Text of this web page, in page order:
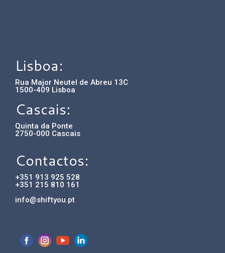
Lisboa:
Rua Major Neutel de Abreu 13C
1500-409 Lisboa
Cascais:
Quinta da Ponte
2750-000 Cascais
Contactos:
+351 913 925 528
+351 215 810 161
info@shiftyou.pt